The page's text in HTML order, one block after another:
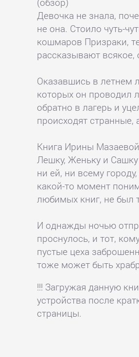
Девочка не знала,
не она. Стоило чуть-
кошмаров Призраки,
рассказывают
Оказавшись в летнем
которых он проводил
обратно в лагерь и
происходят
Книга Ирины
Лешку, Женьку и Сашку
ни ей, ни всему
какой-то момент
любимых книг, не был
И однажды ночью
проснулось, и тот,
пустые цеха
тоже может быть
!!! Загружая данную
устройства после
страницы.